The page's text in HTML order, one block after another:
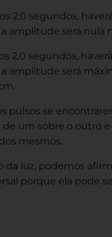
2,0 segundos,
amplitude será nula
2,0 segundos,
amplitude será
pulsos se
um sobre o outro e
mesmos.
da luz, podemos
porque ela pode